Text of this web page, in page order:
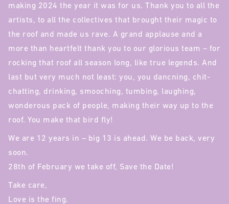
making 2024 the year it was for us. Thank you to all the
artists, to all the collectives that brought their magic to
the roof and made us rave. A grand applause and a
more than heartfelt thank you to our glorious team – for
rocking that roof all season long, like true legends. And
last but very much not least: you, you dancning, chit-
chatting, drinking, smooching, tumbing, laughing,
wonderous pack of people, making their way up to the
roof. You make that bird fly!
We are 12 years in – big 13 is ahead. We be back, very
soon.
28th of February we take off, Save the Date!
Take care,
Love is the fing.